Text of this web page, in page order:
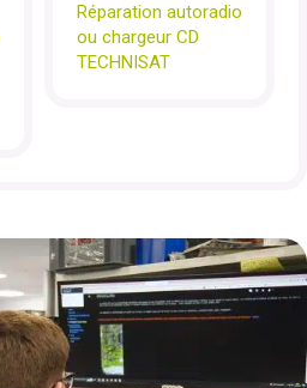
Réparation autoradio
ou chargeur CD
TECHNISAT